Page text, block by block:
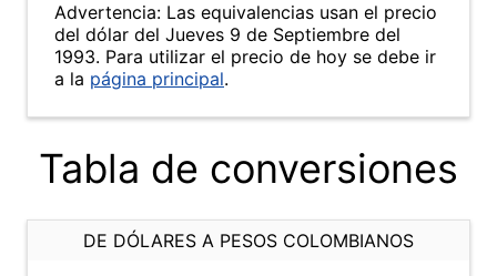
Advertencia: Las equivalencias usan el precio
del dólar del Jueves 9 de Septiembre del
1993. Para utilizar el precio de hoy se debe ir
a la página principal.
Tabla de conversiones
DE DÓLARES A PESOS COLOMBIANOS